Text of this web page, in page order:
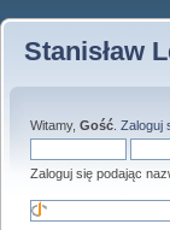
Stanisław
Witamy, Gość Zaloguj
Zaloguj się podając